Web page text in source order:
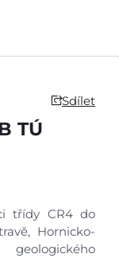
Sdílet
TÚ
třídy CR4 do
Hornicko-